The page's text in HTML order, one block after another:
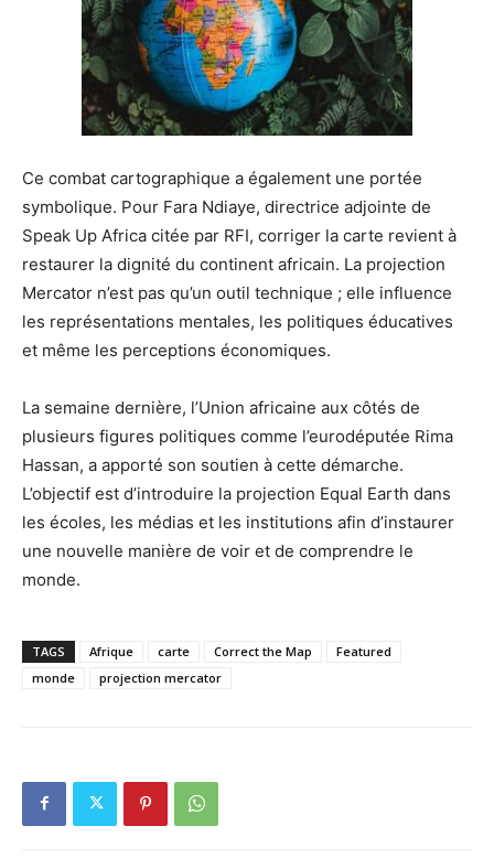
Ce combat cartographique a également une portée
symbolique. Pour Fara Ndiaye, directrice adjointe de
Speak Up Africa citée par RFI, corriger la carte revient à
restaurer la dignité du continent africain. La projection
Mercator n’est pas qu’un outil technique ; elle influence
les représentations mentales, les politiques éducatives
et même les perceptions économiques.
La semaine dernière, l’Union africaine aux côtés de
plusieurs figures politiques comme l’eurodéputée Rima
Hassan, a apporté son soutien à cette démarche.
L’objectif est d’introduire la projection Equal Earth dans
les écoles, les médias et les institutions afin d’instaurer
une nouvelle manière de voir et de comprendre le
monde.
TAGS Afrique carte Correct the Map
Featured
monde
projection mercator